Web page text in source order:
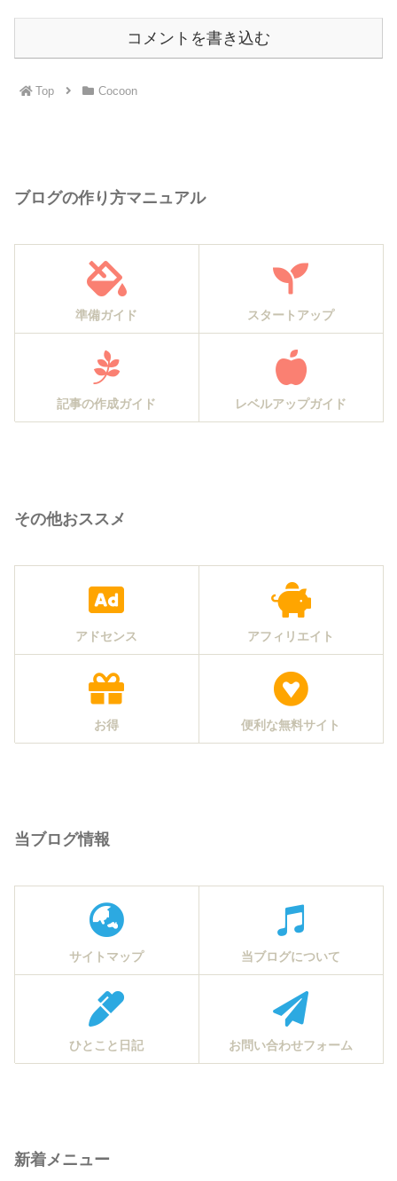
コメントを書き込む
Top Cocoon
ブログの作り方マニュアル
準備ガイド スタートアップ
記事の作成ガイド レベルアップガイド
その他おススメ
アドセンス アフィリエイト
お得 便利な無料サイト
当ブログ情報
サイトマップ 当ブログについて
ひとこと日記 お問い合わせフォーム
新着メニュー